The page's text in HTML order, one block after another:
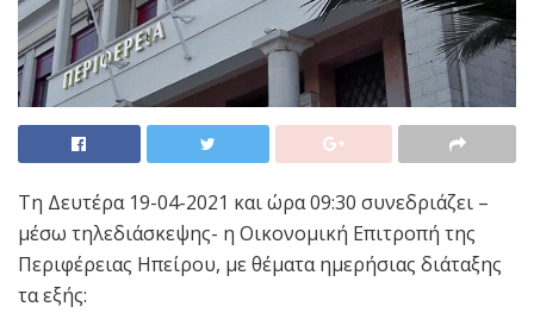
Τη Δευτέρα 19-04-2021 και ώρα 09:30 συνεδριάζει –
μέσω τηλεδιάσκεψης- η Οικονομική Επιτροπή της
Περιφέρειας Ηπείρου, με θέματα ημερήσιας διάταξης
τα εξής: